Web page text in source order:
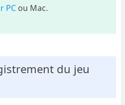
PC ou Mac.
du jeu